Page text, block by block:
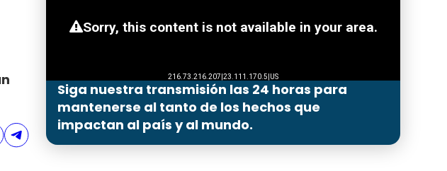
Siga nuestra transmisión las 24 horas para
mantenerse al tanto de los hechos que
impactan al país y al mundo.